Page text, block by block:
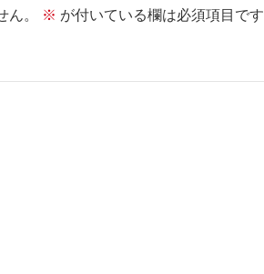
。 ※ が付いている欄は必須項目です